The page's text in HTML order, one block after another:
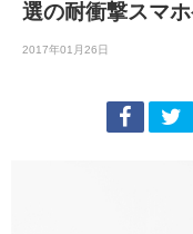
選の耐衝撃スマホ
2017年01月26日